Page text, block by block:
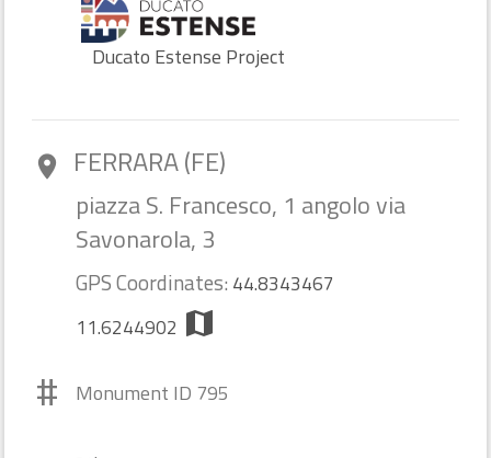
Ducato Estense Project
room FERRARA (FE)
piazza S. Francesco, 1 angolo via
Savonarola, 3
GPS Coordinates: 44.8343467
11.6244902 map
# Monument ID 795